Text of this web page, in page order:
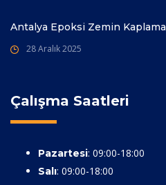
Antalya Epoksi Zemin Kaplama
28 Aralık 2025
Çalışma Saatleri
Pazartesi: 09:00-18:00
Salı: 09:00-18:00